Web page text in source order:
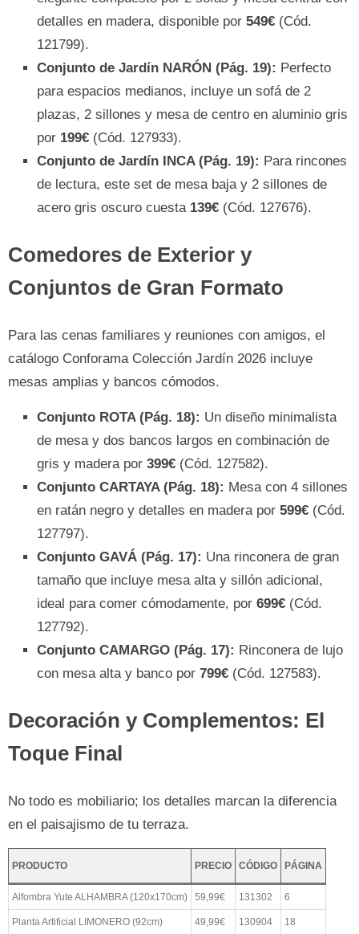
detalles en madera, disponible por 549€ (Cód.
121799).
Conjunto de Jardín NARÓN (Pág. 19): Perfecto
para espacios medianos, incluye un sofá de 2
plazas, 2 sillones y mesa de centro en aluminio gris
por 199€ (Cód. 127933).
Conjunto de Jardín INCA (Pág. 19): Para rincones
de lectura, este set de mesa baja y 2 sillones de
acero gris oscuro cuesta 139€ (Cód. 127676).
Comedores de Exterior y
Conjuntos de Gran Formato
Para las cenas familiares y reuniones con amigos, el
catálogo Conforama Colección Jardín 2026 incluye
mesas amplias y bancos cómodos.
Conjunto ROTA (Pág. 18): Un diseño minimalista
de mesa y dos bancos largos en combinación de
gris y madera por 399€ (Cód. 127582).
Conjunto CARTAYA (Pág. 18): Mesa con 4 sillones
en ratán negro y detalles en madera por 599€ (Cód.
127797).
Conjunto GAVÁ (Pág. 17): Una rinconera de gran
tamaño que incluye mesa alta y sillón adicional,
ideal para comer cómodamente, por 699€ (Cód.
127792).
Conjunto CAMARGO (Pág. 17): Rinconera de lujo
con mesa alta y banco por 799€ (Cód. 127583).
Decoración y Complementos: El
Toque Final
No todo es mobiliario; los detalles marcan la diferencia
en el paisajismo de tu terraza.
PRODUCTO PRECIO CÓDIGO PÁGINA
Alfombra Yute ALHAMBRA (120x170cm) 59,99€ 131302 6
Planta Artificial LIMONERO (92cm) 49,99€ 130904 18